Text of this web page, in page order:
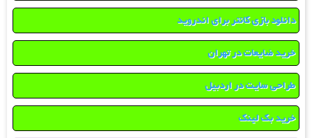
دانلود بازی کانتر برای اندروید
خرید ضایعات در تهران
طراحی سایت در اردبیل
خرید بک لینک